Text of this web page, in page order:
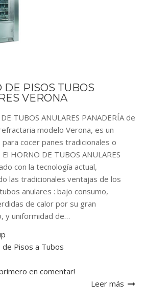
DE PISOS TUBOS
VERONA
TUBOS ANULARES PANADERÍA de
modelo Verona, es un
para cocer panes tradicionales o
HORNO DE TUBOS ANULARES
con la tecnología actual,
las tradicionales ventajas de los
anulares : bajo consumo,
de calor por su gran
y uniformidad de…
Pisos a Tubos
primero en comentar!
Leer más